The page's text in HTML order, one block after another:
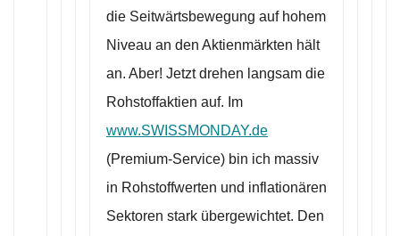
die Seitwärtsbewegung auf hohem
Niveau an den Aktienmärkten hält
an. Aber! Jetzt drehen langsam die
Rohstoffaktien auf. Im
www.SWISSMONDAY.de
(Premium-Service) bin ich massiv
in Rohstoffwerten und inflationären
Sektoren stark übergewichtet. Den